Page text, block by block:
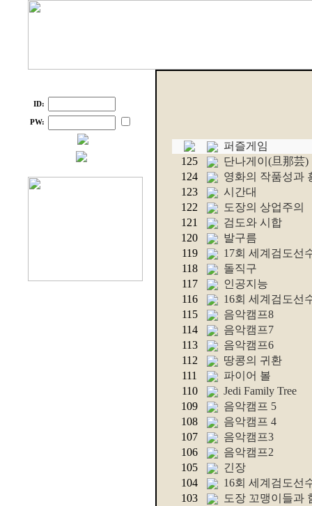
ID:
PW:
퍼즐게임
125
단나게이(旦那芸)
124
영화의 작품성과
123
시간대
122
도장의 상업주의
121
검도와 시합
120
발구름
119
17회 세계검도선
118
돌직구
117
인공지능
116
16회 세계검도선
115
음악캠프8
114
음악캠프7
113
음악캠프6
112
땅콩의 귀환
111
파이어 볼
110
Jedi Family Tree
109
음악캠프 5
108
음악캠프 4
107
음악캠프3
106
음악캠프2
105
긴장
104
16회 세계검도선
103
도장 꼬맹이들과